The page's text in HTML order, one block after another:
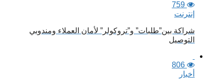
759
إنترنت
شراكة بين”طلبات” و”تروكولر” لأمان العملاء ومندوبي
التوصيل
806
أخبار